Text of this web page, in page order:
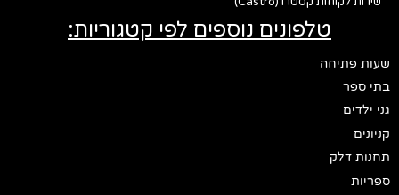
טלפונים נוספים לפי קטגוריות:
שעות פתיחה
בתי ספר
גני ילדים
קניונים
תחנות דלק
ספריות